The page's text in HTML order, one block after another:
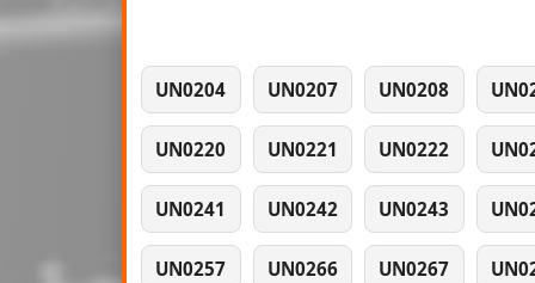
UN0204 UN0207 UN0208
UN0220 UN0221 UN0222
UN0241 UN0242 UN0243
UN0257 UN0266 UN0267